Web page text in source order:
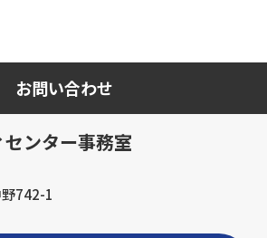
お問い合わせ
ンター事務室
742-1